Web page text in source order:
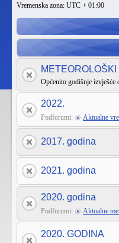
Vremenska zona: UTC + 01:00
METEOROLOŠKI
Općenito godišnje izvješće
2022.
Podforumi: Aktualne
2017. godina
2021. godina
2020. godina
Podforumi: Aktualne
2020. GODINA